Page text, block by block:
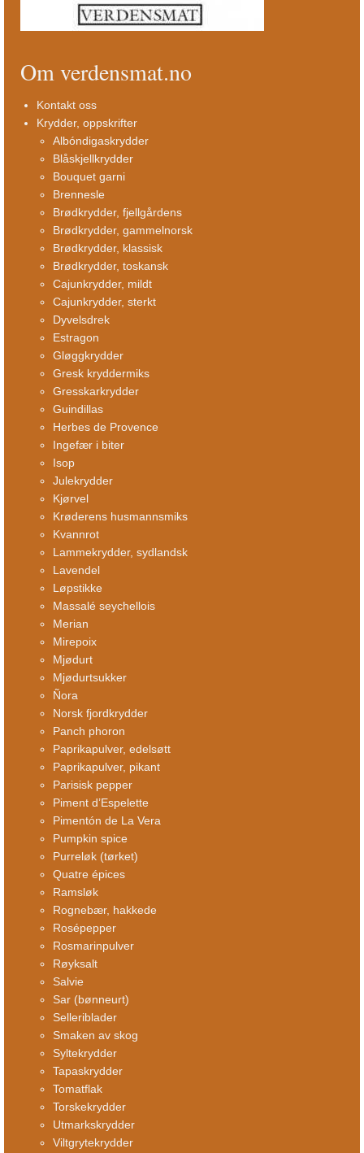
Om verdensmat.no
Kontakt oss
Krydder, oppskrifter
Albóndigaskrydder
Blåskjellkrydder
Bouquet garni
Brennesle
Brødkrydder, fjellgårdens
Brødkrydder, gammelnorsk
Brødkrydder, klassisk
Brødkrydder, toskansk
Cajunkrydder, mildt
Cajunkrydder, sterkt
Dyvelsdrek
Estragon
Gløggkrydder
Gresk kryddermiks
Gresskarkrydder
Guindillas
Herbes de Provence
Ingefær i biter
Isop
Julekrydder
Kjørvel
Krøderens husmannsmiks
Kvannrot
Lammekrydder, sydlandsk
Lavendel
Løpstikke
Massalé seychellois
Merian
Mirepoix
Mjødurt
Mjødurtsukker
Ñora
Norsk fjordkrydder
Panch phoron
Paprikapulver, edelsøtt
Paprikapulver, pikant
Parisisk pepper
Piment d’Espelette
Pimentón de La Vera
Pumpkin spice
Purreløk (tørket)
Quatre épices
Ramsløk
Rognebær, hakkede
Rosépepper
Rosmarinpulver
Røyksalt
Salvie
Sar (bønneurt)
Selleriblader
Smaken av skog
Syltekrydder
Tapaskrydder
Tomatflak
Torskekrydder
Utmarkskrydder
Viltgrytekrydder